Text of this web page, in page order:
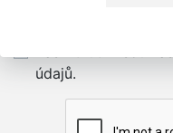
údajů.